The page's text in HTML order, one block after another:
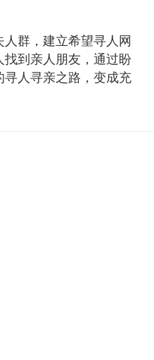
群，建立希望寻人网
到亲人朋友，通过盼
人寻亲之路，变成充